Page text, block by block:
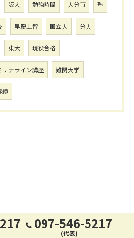
阪大 勉強時間 大分市 塾
早慶上智 国立大 分大
東大 現役合格
サテライン講座 難関大学
績
097-546-5217
(代表)